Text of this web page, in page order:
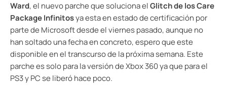
Ward, el nuevo parche que soluciona elGlitch de los Care
Package Infinitosya esta en estado de certificación por
parte de Microsoft desde el viernes pasado, aunque no
han soltado una fecha en concreto, espero que este
disponible en el transcurso de la próxima semana. Este
parche es solo para la versión de Xbox 360 ya que para el
PS3 y PC se liberó hace poco.